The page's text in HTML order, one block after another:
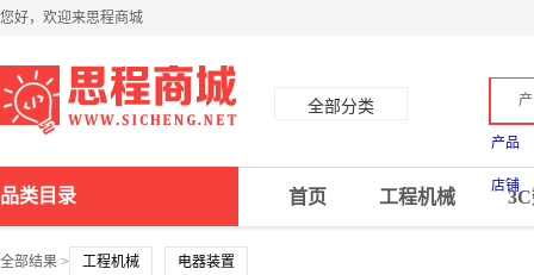
您好，欢迎来思程商城
全部分类
产品
店铺
品类目录 首页 工程机械
全部结果 > 工程机械 电器装置